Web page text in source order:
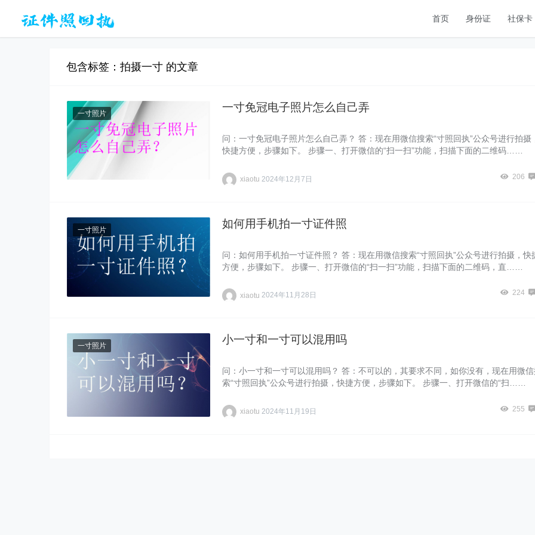
首页 身份证 社保卡
包含标签：拍摄一寸 的文章
一寸照片 一寸免冠电子照片怎么自己弄
问：一寸免冠电子照片怎么自己弄？ 答：现在用微信搜索“寸照回执”公众号进行拍摄
快捷方便，步骤如下。 步骤一、打开微信的“扫一扫”功能，扫描下面的二维码……
xiaotu 2024年12月7日 206
一寸照片 如何用手机拍一寸证件照
问：如何用手机拍一寸证件照？ 答：现在用微信搜索“寸照回执”公众号进行拍摄，快
方便，步骤如下。 步骤一、打开微信的“扫一扫”功能，扫描下面的二维码，直……
xiaotu 2024年11月28日 224
一寸照片 小一寸和一寸可以混用吗
问：小一寸和一寸可以混用吗？ 答：不可以的，其要求不同，如你没有，现在用微信
索“寸照回执”公众号进行拍摄，快捷方便，步骤如下。 步骤一、打开微信的“扫……
xiaotu 2024年11月19日 255